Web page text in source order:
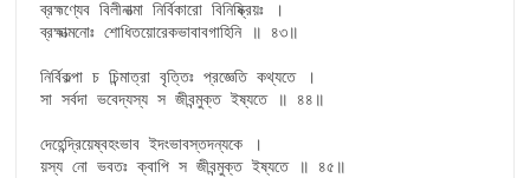
ব্রহ্মণ্যেব বিলীনাত্মা নির্বিকারো বিনিষ্ক্রিয়ঃ ।
ব্রহ্মাত্মনোঃ শোধিতয়োরেকভাবাবগাহিনি ॥ ৪৩॥
নির্বিকল্পা চ চিন্মাত্রা বৃত্তিঃ প্রজ্ঞেতি কথ্যতে ।
সা সর্বদা ভবেদ্যস্য স জীবন্মুক্ত ইষ্যতে ॥ ৪৪॥
দেহেন্দ্রিয়েষ্বহংভাব ইদংভাবস্তদন্যকে ।
য়স্য নো ভবতঃ ক্বাপি স জীবন্মুক্ত ইষ্যতে ॥ ৪৫॥